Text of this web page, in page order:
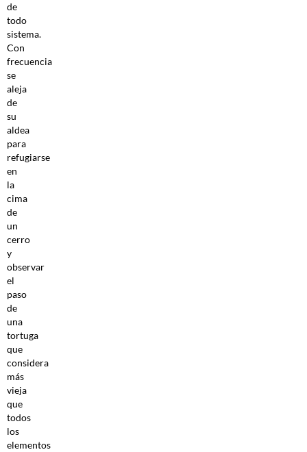
de
todo
sistema.
Con
frecuencia
se
aleja
de
su
aldea
para
refugiarse
en
la
cima
de
un
cerro
y
observar
el
paso
de
una
tortuga
que
considera
más
vieja
que
todos
los
elementos